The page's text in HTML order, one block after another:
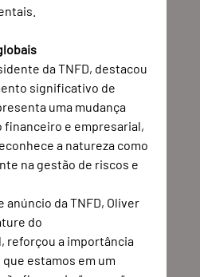
da TNFD, destacou
significativo de
uma mudança
financeiro e empresarial,
a natureza como
na gestão de riscos e
anúncio da TNFD, Oliver
do
reforçou a importância
estamos em um